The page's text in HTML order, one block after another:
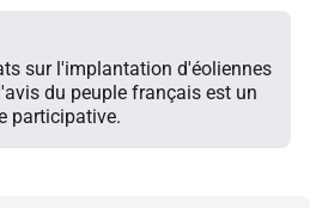
sur l'implantation d'éoliennes
du peuple français est un
participative.